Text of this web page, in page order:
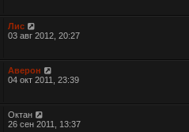
Лис
03 авг 2012, 20:27
Аверон
04 окт 2011, 23:39
Октан
26 сен 2011, 13:37